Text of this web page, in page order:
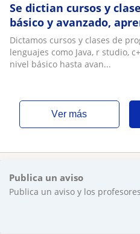
Se dictian cursos y
básico y avanzado,
nuestros cursos
Dictamos cursos y clases de
lenguajes como Java, r studio,
nivel básico hasta avan...
ver más
Publica un aviso
Publica un aviso y los